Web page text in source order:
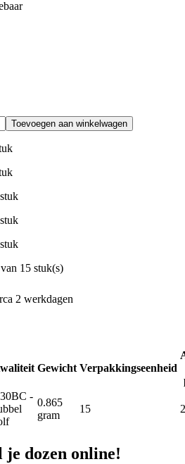
Toevoegen aan winkelwagen
15 stuk(s)
2 werkdagen
Gewicht Verpakkingseenheid
-
0.865
gram
15
je dozen online!